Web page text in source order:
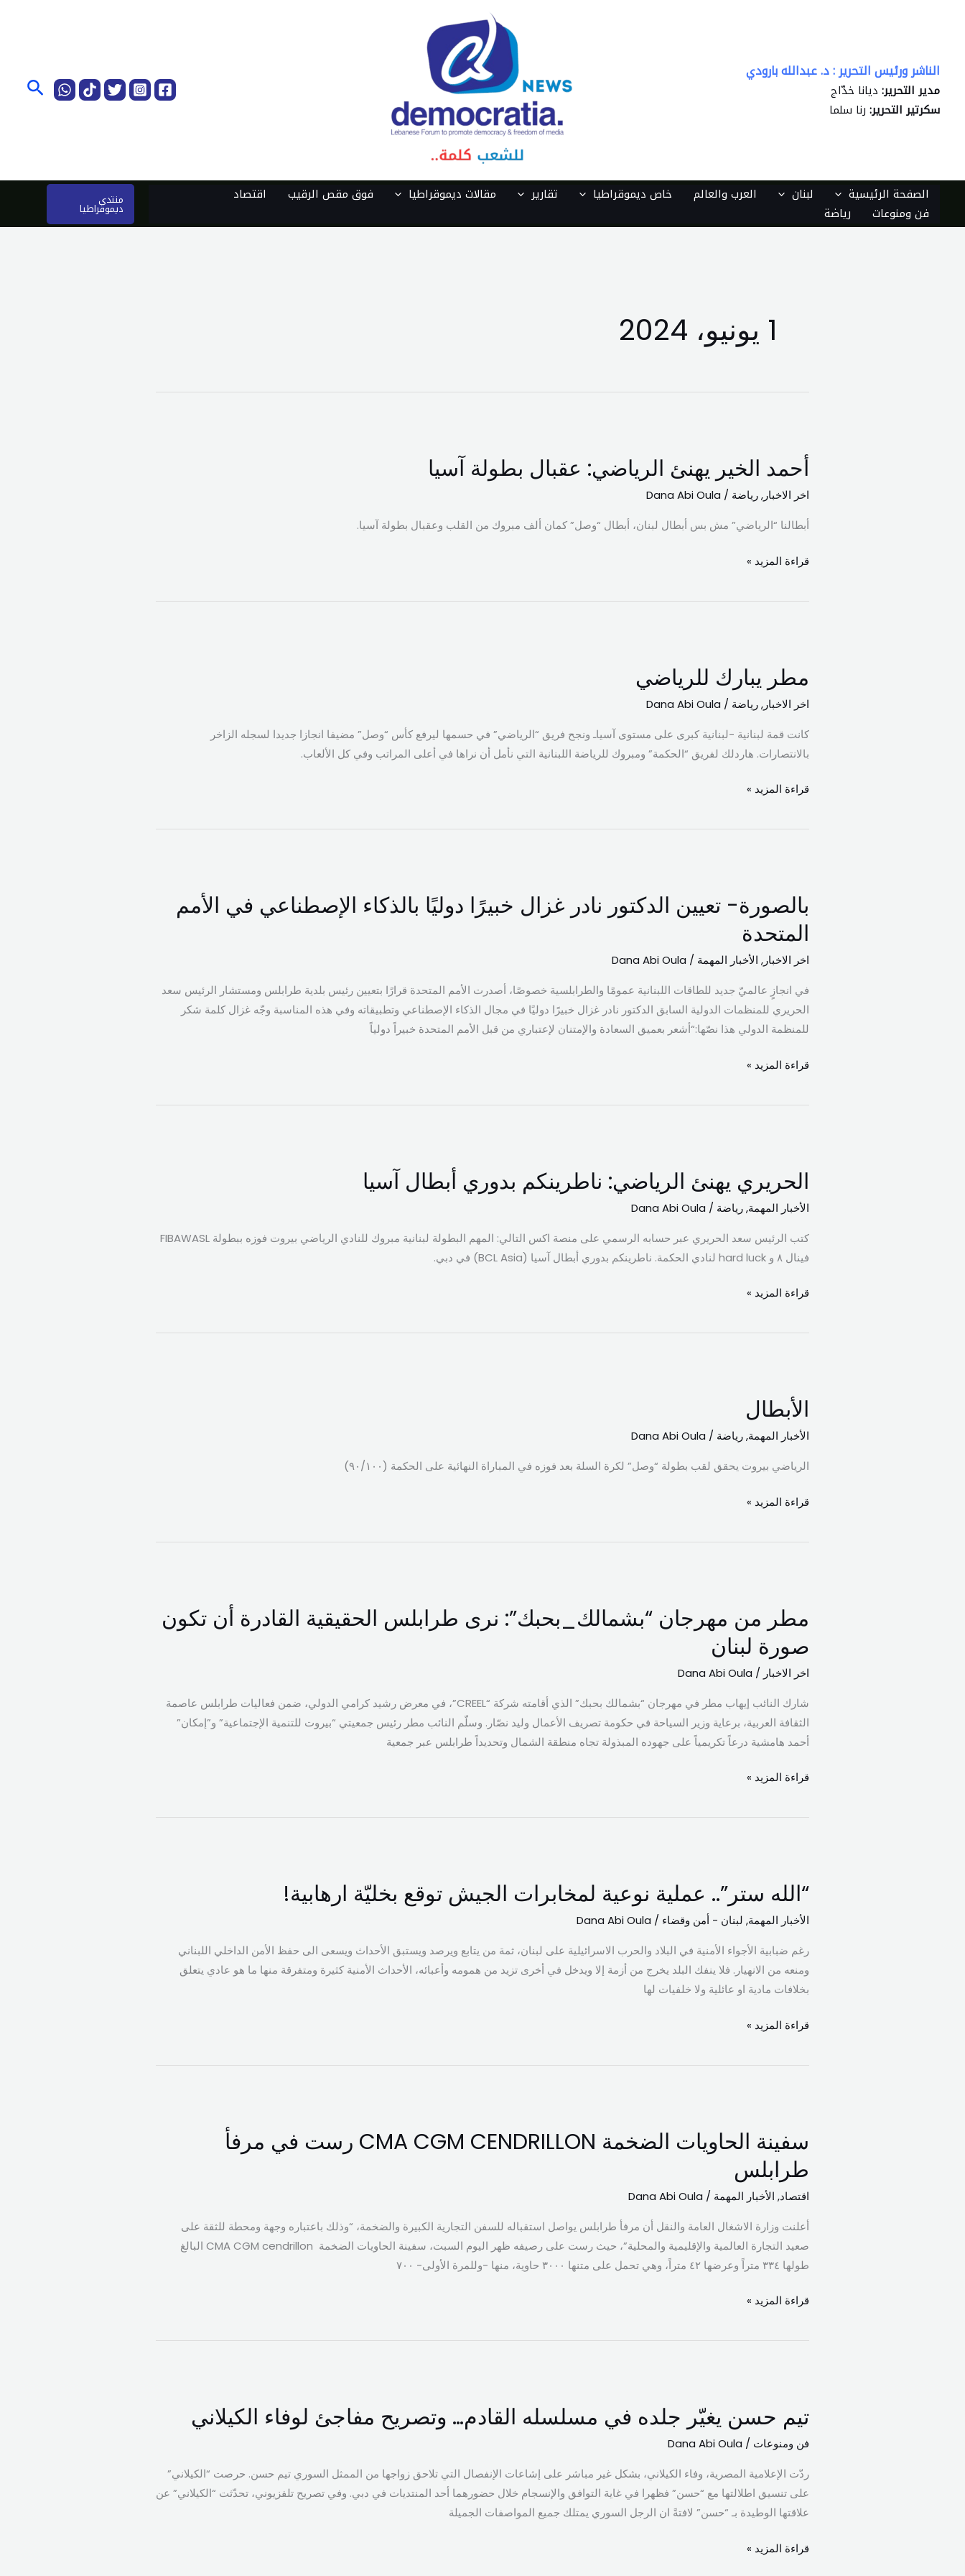
الناشر ورئيس التحرير : د. عبدالله بارودي
مدير التحرير: ديانا خدّاج
سكرتير التحرير: رنا سلما
الصفحة الرئيسية لبنان العرب والعالم خاص ديموقراطيا تقارير مقالات ديموقراطيا فوق مقص الرقيب
اقتصاد
فن ومنوعات
رياضة
منتدى
ديموقراطيا
1 يونيو، 2024
أحمد الخير يهنئ الرياضي: عقبال بطولة آسيا
اخر الاخبار,رياضة /
Dana Abi Oula
أبطالنا “الرياضي” مش بس أبطال لبنان، أبطال “وصل” كمان ألف مبروك من القلب وعقبال بطولة آسيا.
يهنئ
الرياضي:
عقبال
بطولة
قراءة المزيد »
مطر يبارك للرياضي
اخر الاخبار,رياضة /
Dana Abi Oula
كانت قمة لبنانية -لبنانية كبرى على مستوى آسياـ ونجح فريق “الرياضي” في حسمها ليرفع كأس “وصل” مضيفا انجازا جديدا لسجله الزاخر
بالانتصارات. هاردلك لفريق “الحكمة” ومبروك للرياضة اللبنانية التي نأمل أن نراها في أعلى المراتب وفي كل الألعاب.
للرياضي
قراءة المزيد »
بالصورة- تعيين الدكتور نادر غزال خبيرًا دوليًا بالذكاء الإصطناعي في الأمم
المتحدة
اخر الاخبار, الأخبار المهمة /
Dana Abi Oula
في انجازٍ عالميّ جديد للطاقات اللبنانية عمومًا والطرابلسية خصوصًا، أصدرت الأمم المتحدة قرارًا بتعيين رئيس بلدية طرابلس ومستشار الرئيس سعد
الحريري للمنظمات الدولية السابق الدكتور نادر غزال خبيرًا دوليًا في مجال الذكاء الإصطناعي وتطبيقاته وفي هذه المناسبة وجّه غزال كلمة شكر
للمنظمة الدولي هذا نصّها:“أشعر بعميق السعادة والإمتنان لإعتباري من قبل الأمم المتحدة خبيراً دولياً
الدكتور
نادر
غزال
خبيرًا
دوليًا
بالذكاء
الإصطناعي
الأمم
قراءة المزيد »
الحريري يهنئ الرياضي: ناطرينكم بدوري أبطال آسيا
الأخبار المهمة,رياضة /
Dana Abi Oula
كتب الرئيس سعد الحريري عبر حسابه الرسمي على منصة اكس التالي: المهم البطولة لبنانية مبروك للنادي الرياضي بيروت فوزه ببطولة FIBAWASL
فينال ٨ و hard luck لنادي الحكمة. ناطرينكم بدوري أبطال آسيا (BCL Asia) في دبي.
الرياضي:
ناطرينكم
بدوري
أبطال
آسيا
قراءة المزيد »
الأبطال
الأخبار المهمة,رياضة /
Dana Abi Oula
الرياضي بيروت يحقق لقب بطولة “وصل” لكرة السلة بعد فوزه في المباراة النهائية على الحكمة (٩٠/١٠٠)
قراءة المزيد »
‏مطر من مهرجان “⁧‫بشمالك_بحبك‬⁩”: نرى ⁧‫طرابلس‬⁩ الحقيقية القادرة أن تكون
صورة لبنان
اخر الاخبار /
Dana Abi Oula
شارك النائب إيهاب مطر في مهرجان “بشمالك بحبك” الذي أقامته شركة “CREEL”، في معرض رشيد كرامي الدولي، ضمن فعاليات طرابلس عاصمة
الثقافة العربية، برعاية وزير السياحة في حكومة تصريف الأعمال وليد نصّار. وسلّم النائب مطر رئيس جمعيتي “بيروت للتنمية الإجتماعية” و”إمكان”
أحمد هامشية درعاً تكريمياً على جهوده المبذولة تجاه منطقة الشمال وتحديداً طرابلس عبر جمعية
مهرجان
“⁧‫بشمالك_بحبك‬⁩”:
نرى
⁧‫طرابلس‬⁩
القادرة
أن
صورة
قراءة المزيد »
“الله ستر”.. عملية نوعية لمخابرات الجيش توقع بخليّة ارهابية!
الأخبار المهمة, لبنان - أمن وقضاء /
Dana Abi Oula
رغم ضبابية الأجواء الأمنية في البلاد والحرب الاسرائيلية على لبنان، ثمة من يتابع ويرصد ويستبق الأحداث ويسعى الى حفظ الأمن الداخلي اللبناني
ومنعه من الانهيار. فلا ينفك البلد يخرج من أزمة إلا ويدخل في أخرى تزيد من همومه وأعبائه، الأحداث الأمنية كثيرة ومتفرقة منها ما هو عادي يتعلق
بخلافات مادية او عائلية ولا خلفيات لها
عملية
نوعية
لمخابرات
الجيش
توقع
بخليّة
قراءة المزيد »
سفينة الحاويات الضخمة CMA CGM CENDRILLON رست في مرفأ
طرابلس
اقتصاد, الأخبار المهمة /
Dana Abi Oula
أعلنت وزارة الاشغال العامة والنقل أن مرفأ طرابلس يواصل استقباله للسفن التجارية الكبيرة والضخمة، “وذلك باعتباره وجهة ومحطة للثقة على
صعيد التجارة العالمية والإقليمية والمحلية”، حيث رست على رصيفه ظهر اليوم السبت، سفينة الحاويات الضخمة CMA CGM cendrillon البالغ
طولها ٣٣٤ متراً وعرضها ٤٢ متراً، وهي تحمل على متنها ٣٠٠٠ حاوية، منها -وللمرة الأولى- ٧٠٠
الضخمة
CMA
CGM
CENDRILLON
رست
طرابلس
قراءة المزيد »
تيم حسن يغيّر جلده في مسلسله القادم… وتصريح مفاجئ لوفاء الكيلاني
فن ومنوعات /
Dana Abi Oula
ردّت الإعلامية المصرية، وفاء الكيلاني، بشكل غير مباشر على إشاعات الإنفصال التي تلاحق زواجها من الممثل السوري تيم حسن. حرصت “الكيلاني”
على تنسيق اطلالتها مع “حسن” فظهرا في غاية التوافق والإنسجام خلال حضورهما أحد المنتديات في دبي. وفي تصريح تلفزيوني، تحدّثت “الكيلاني” عن
علاقتها الوطيدة بـ “حسن” لافتةً ان الرجل السوري يمتلك جميع المواصفات الجميلة
يغيّر
في
مسلسله
القادم…
وتصريح
لوفاء
قراءة المزيد »